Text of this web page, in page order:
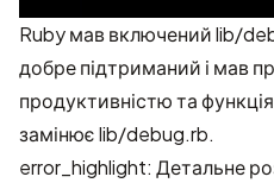
Ruby мав включений lib/
добре підтриманий і мав
продуктивністю та
замінює lib/debug.rb.
error_highlight: Детальне